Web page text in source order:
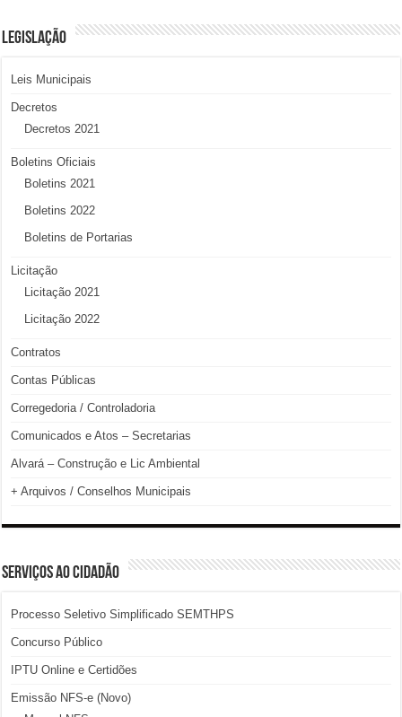
LEGISLAÇÃO
Leis Municipais
Decretos
Decretos 2021
Boletins Oficiais
Boletins 2021
Boletins 2022
Boletins de Portarias
Licitação
Licitação 2021
Licitação 2022
Contratos
Contas Públicas
Corregedoria / Controladoria
Comunicados e Atos – Secretarias
Alvará – Construção e Lic Ambiental
+ Arquivos / Conselhos Municipais
SERVIÇOS AO CIDADÃO
Processo Seletivo Simplificado SEMTHPS
Concurso Público
IPTU Online e Certidões
Emissão NFS-e (Novo)